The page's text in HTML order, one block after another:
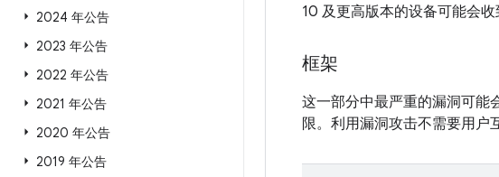
2024 年公告
2023 年公告
2022 年公告
2021 年公告
2020 年公告
2019 年公告
10 及更高版本的设备可能会
框架
这一部分中最严重的漏洞可能
限。利用漏洞攻击不需要用户